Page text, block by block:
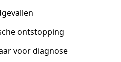
ontstopping
voor diagnose